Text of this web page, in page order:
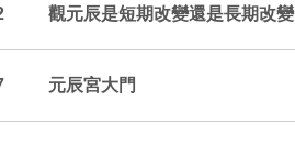
觀元辰是短期改變還是長期改變
元辰宮大門